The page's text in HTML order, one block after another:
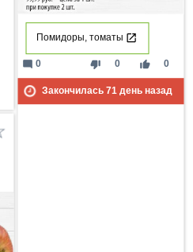
Помидоры, томаты
thumb_down 0 thumb_up 0
mode_comment 0
Закончилась 71день назад